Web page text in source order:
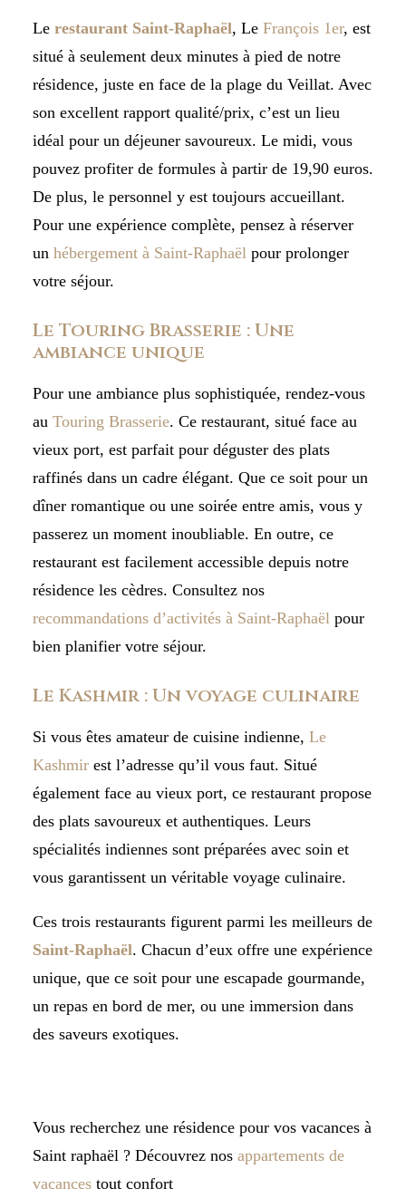
Le restaurant Saint-Raphaël, Le François 1er, est
situé à seulement deux minutes à pied de notre
résidence, juste en face de la plage du Veillat. Avec
son excellent rapport qualité/prix, c’est un lieu
idéal pour un déjeuner savoureux. Le midi, vous
pouvez profiter de formules à partir de 19,90 euros.
De plus, le personnel y est toujours accueillant.
Pour une expérience complète, pensez à réserver
un hébergement à Saint-Raphaël pour prolonger
votre séjour.
Le Touring Brasserie : Une
ambiance unique
Pour une ambiance plus sophistiquée, rendez-vous
au Touring Brasserie. Ce restaurant, situé face au
vieux port, est parfait pour déguster des plats
raffinés dans un cadre élégant. Que ce soit pour un
dîner romantique ou une soirée entre amis, vous y
passerez un moment inoubliable. En outre, ce
restaurant est facilement accessible depuis notre
résidence les cèdres. Consultez nos
recommandations d’activités à Saint-Raphaël pour
bien planifier votre séjour.
Le Kashmir : Un voyage culinaire
Si vous êtes amateur de cuisine indienne, Le
Kashmir est l’adresse qu’il vous faut. Situé
également face au vieux port, ce restaurant propose
des plats savoureux et authentiques. Leurs
spécialités indiennes sont préparées avec soin et
vous garantissent un véritable voyage culinaire.
Ces trois restaurants figurent parmi les meilleurs de
Saint-Raphaël. Chacun d’eux offre une expérience
unique, que ce soit pour une escapade gourmande,
un repas en bord de mer, ou une immersion dans
des saveurs exotiques.
Vous recherchez une résidence pour vos vacances à
Saint raphaël ? Découvrez nos appartements de
vacances tout confort